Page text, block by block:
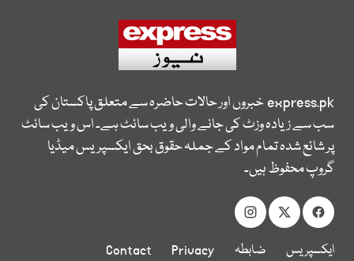
express.pkخبروں اور حالات حاضرہ سے متعلق پاکستان کی
سب سے زیادہ وزٹ کی جانے والی ویب سائٹ ہے۔ اس ویب سائٹ
پر شائع شدہ تمام مواد کے جملہ حقوق بحق ایکسپریس میڈیا
گروپ محفوظ ہیں۔
ایکسپریس
ضابطہ
Privacy
Contact